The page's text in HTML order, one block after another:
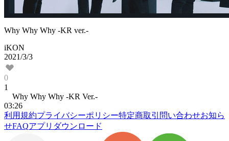
Why Why Why -KR ver.-
iKON
2021/3/3
0
1
Why Why Why -KR Ver.-
03:26
利用規約プライバシーポリシー特定商取引 問い合わせお知ら
せFAQアプリダウンロード